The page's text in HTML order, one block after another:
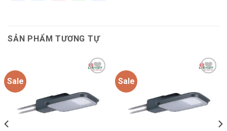
SẢN PHẨM TƯƠNG TỰ
Sale
Add to
wishlist
Sale
Add to
wishlist